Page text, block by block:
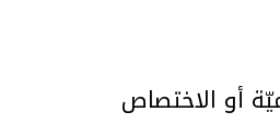
أو الاختصاص